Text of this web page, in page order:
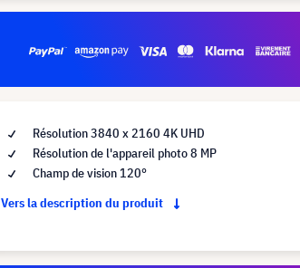
Résolution 3840 x 2160 4K UHD
Résolution de l'appareil photo 8 MP
Champ de vision 120°
Vers la description du produit